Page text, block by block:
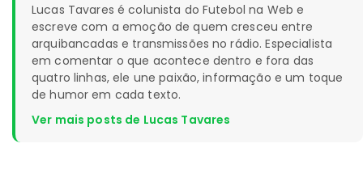
Lucas Tavares é colunista do Futebol na Web e
escreve com a emoção de quem cresceu entre
arquibancadas e transmissões no rádio. Especialista
em comentar o que acontece dentro e fora das
quatro linhas, ele une paixão, informação e um toque
de humor em cada texto.
Ver mais posts de Lucas Tavares